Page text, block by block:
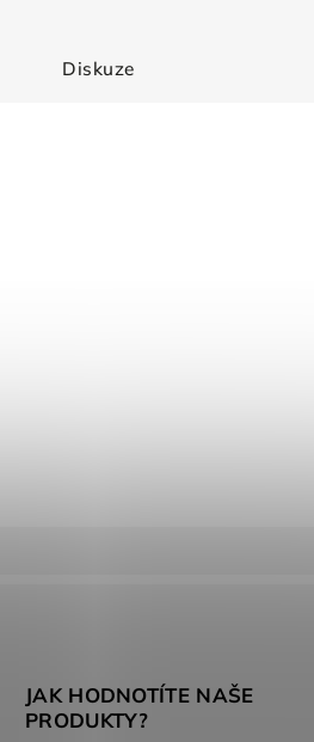
Diskuze
JAK HODNOTÍTE NAŠE
PRODUKTY?